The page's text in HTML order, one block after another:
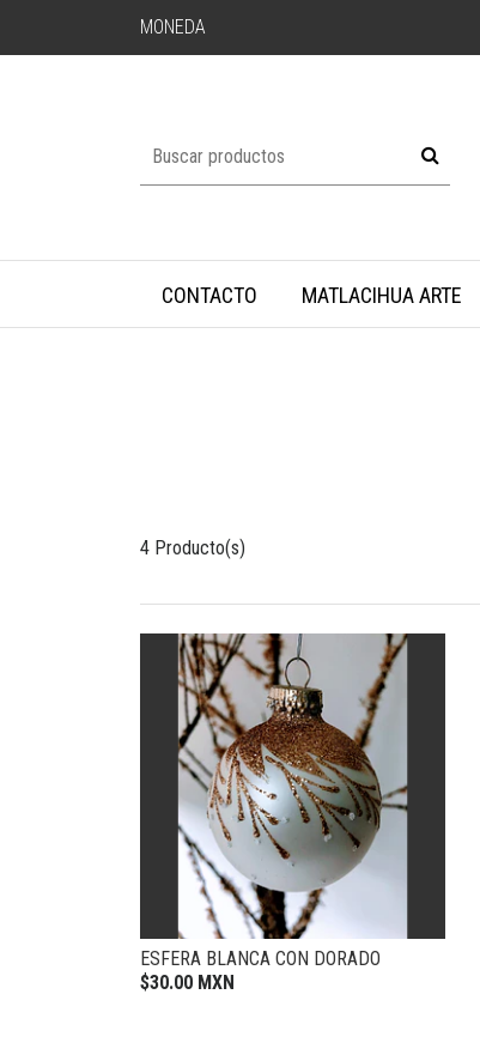
MONEDA
CONTACTO MATLACIHUA ARTE
4 Producto(s)
ESFERA BLANCA CON DORADO
$30.00 MXN